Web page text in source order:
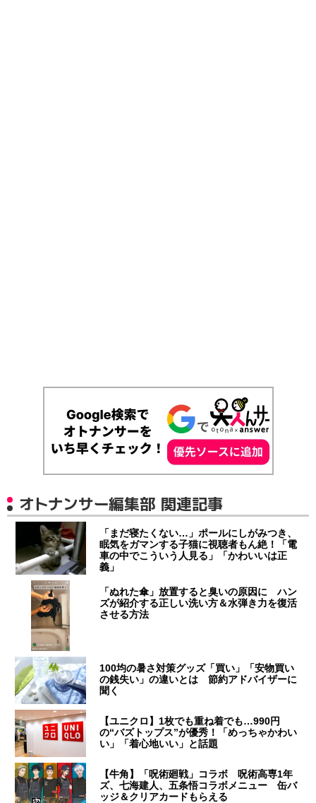
オトナンサー編集部 関連記事
「まだ寝たくない…」ポールにしがみつき、
眠気をガマンする子猫に視聴者もん絶！「電
車の中でこういう人見る」「かわいいは正
義」
「ぬれた傘」放置すると臭いの原因に ハン
ズが紹介する正しい洗い方＆水弾き力を復活
させる方法
100均の暑さ対策グッズ「買い」「安物買い
の銭失い」の違いとは 節約アドバイザーに
聞く
【ユニクロ】1枚でも重ね着でも…990円
の“バズトップス”が優秀！「めっちゃかわい
い」「着心地いい」と話題
【牛角】「呪術廻戦」コラボ 呪術高専1年
ズ、七海建人、五条悟コラボメニュー 缶バ
ッジ＆クリアカードもらえる